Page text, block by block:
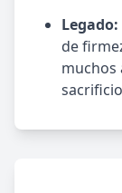
Legado:
de
muchos